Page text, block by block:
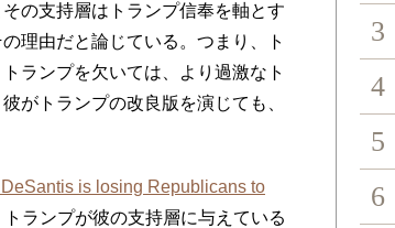
の支持層はトランプ信奉を軸とす
理由だと論じている。つまり、ト
ランプを欠いては、より過激なト
がトランプの改良版を演じても、
is losing Republicans to
ランプが彼の支持層に与えている
3
4
5
6